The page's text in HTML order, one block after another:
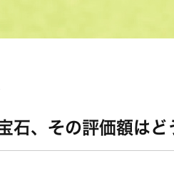
石、その評価額はど